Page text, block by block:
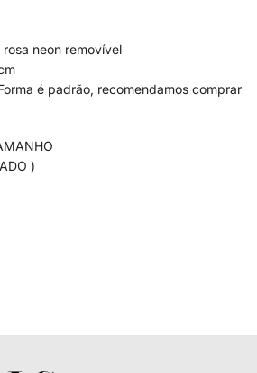
neon removível
é padrão, recomendamos comprar
)